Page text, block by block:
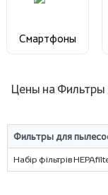
Смартфоны
Цены на Фильтры
Фильтры для
Набір фільтрів